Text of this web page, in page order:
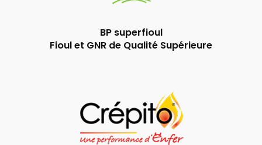
BP superfioul
Fioul et GNR de Qualité Supérieure